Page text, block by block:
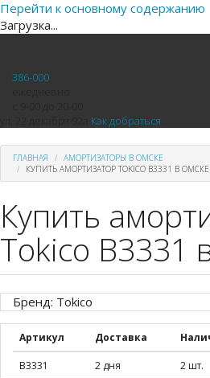
Перейти к основному содержанию
Загрузка...
386-000
Как добраться
ГЛАВНАЯ
АМОРТИЗАТОРЫ В ОМСКЕ
КУПИТЬ АМОРТИЗАТОР TOKICO B3331 В ОМСКЕ
Купить
Tokico B3331
Бренд: Tokico
Артикул Доставка
B3331 2 дня 2 шт.